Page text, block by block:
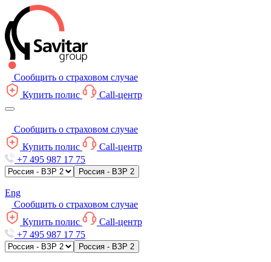
Сообщить о страховом случае
Купить полис
Call-центр
Сообщить о страховом случае
Купить полис
Call-центр
+7 495 987 17 75
Россия - ВЗР 2
Eng
Сообщить о страховом случае
Купить полис
Call-центр
+7 495 987 17 75
Россия - ВЗР 2